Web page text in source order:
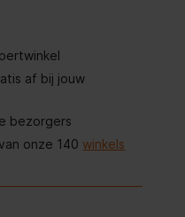
af bij jouw
bezorgers
onze 140 winkels